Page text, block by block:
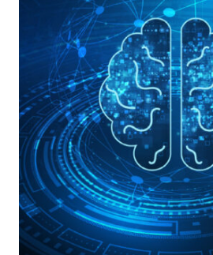
DELLE
CYBER
MINACCE
CON
UN
NUOVO
APPROCCIO
ALLA
SICUREZZA
ED
ALLA
DIGITAL
FORENSICS